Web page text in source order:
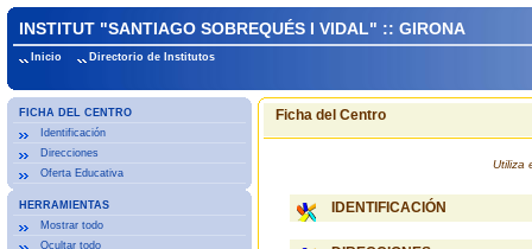
INSTITUT "SANTIAGO SOBREQUÉS I VIDAL" :: GIRONA
Inicio Directorio de Institutos
FICHA DEL CENTRO
Identificación
Direcciones
Oferta Educativa
HERRAMIENTAS
Mostrar todo
Ocultar todo
Ficha del Centro
Utiliza
IDENTIFICACIÓN